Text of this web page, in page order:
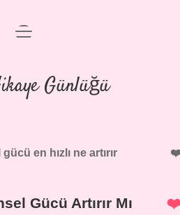
Anasayfa
Politikası
menüyü
Günlüğü
en hızlı ne artırır
Gücü Artırır Mı